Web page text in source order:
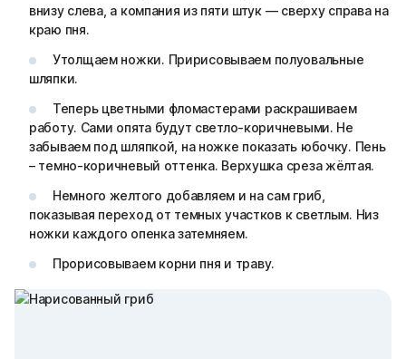
внизу слева, а компания из пяти штук — сверху справа на
краю пня.
Утолщаем ножки. Пририсовываем полуовальные
шляпки.
Теперь цветными фломастерами раскрашиваем
работу. Сами опята будут светло-коричневыми. Не
забываем под шляпкой, на ножке показать юбочку. Пень
– темно-коричневый оттенка. Верхушка среза жёлтая.
Немного желтого добавляем и на сам гриб,
показывая переход от темных участков к светлым. Низ
ножки каждого опенка затемняем.
Прорисовываем корни пня и траву.